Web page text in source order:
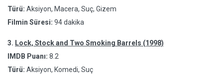
Türü: Aksiyon, Macera, Suç, Gizem
Filmin Süresi: 94 dakika
3. Lock, Stock and Two Smoking Barrels (1998)
IMDB Puanı: 8.2
Türü: Aksiyon, Komedi, Suç